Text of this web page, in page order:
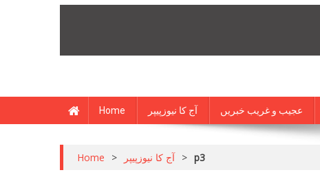
Home آج کا نیوزپیپر عجیب و غریب خبریں
Home > آج کا نیوزپیپر > p3